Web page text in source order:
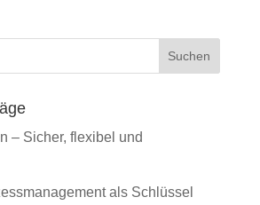
Suchen
– Sicher, flexibel und
als Schlüssel